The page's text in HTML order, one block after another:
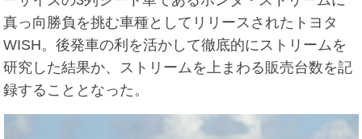
真っ向勝負を挑む車種としてリリースされたトヨタ
WISH。後発車の利を活かして徹底的にストリームを
研究した結果か、ストリームを上まわる販売台数を記
録することとなった。